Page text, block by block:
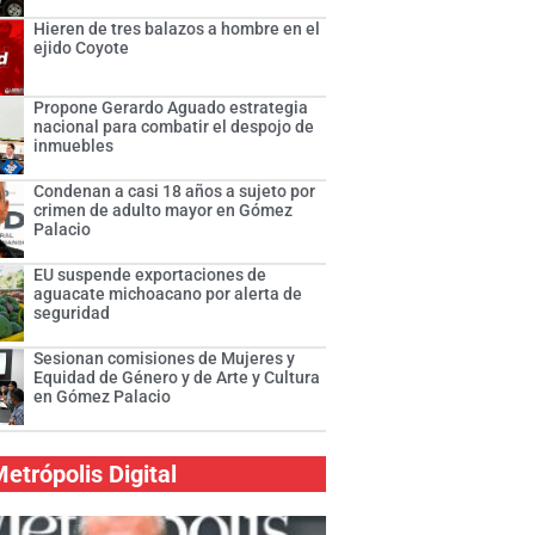
Hieren de tres balazos a hombre en el
ejido Coyote
Propone Gerardo Aguado estrategia
nacional para combatir el despojo de
inmuebles
Condenan a casi 18 años a sujeto por
crimen de adulto mayor en Gómez
Palacio
EU suspende exportaciones de
aguacate michoacano por alerta de
seguridad
Sesionan comisiones de Mujeres y
Equidad de Género y de Arte y Cultura
en Gómez Palacio
Digital